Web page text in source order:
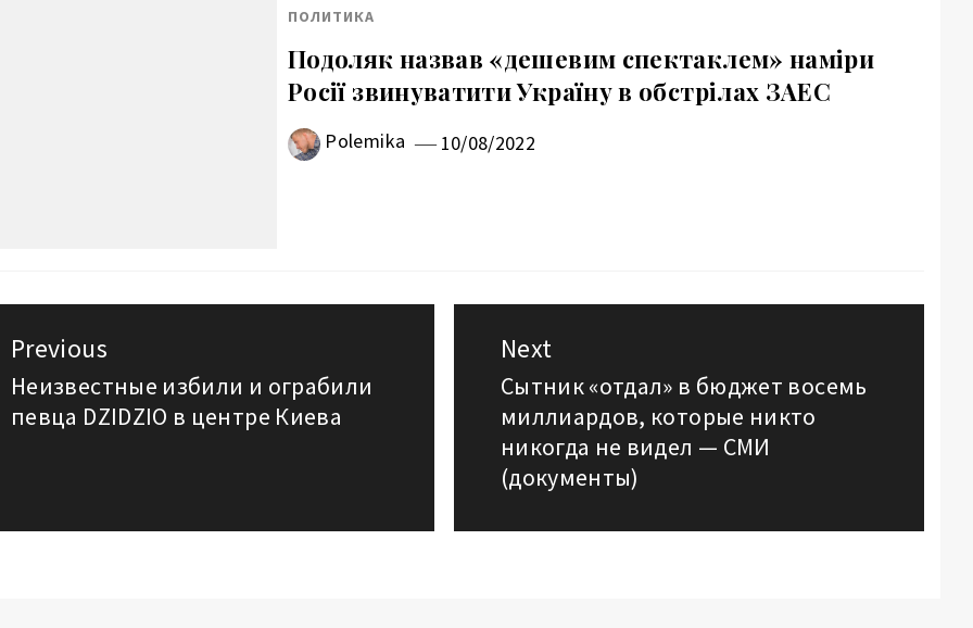
ПОЛИТИКА
Подоляк назвав «дешевим спектаклем» наміри
Росії звинуватити Україну в обстрілах ЗАЕС
Polemika 10/08/2022
Previous
Previous
post:
Неизвестные избили и ограбили
певца DZIDZIO в центре Киева
Next
Next
post:
Сытник «отдал» в бюджет восемь
миллиардов, которые никто
никогда не видел — СМИ
(документы)